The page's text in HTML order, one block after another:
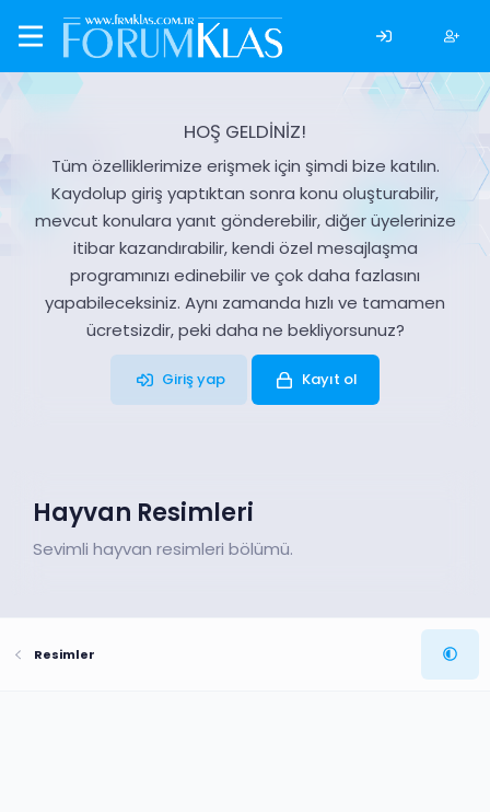
HOŞ GELDİNİZ!
Tüm özelliklerimize erişmek için şimdi bize katılın.
Kaydolup giriş yaptıktan sonra konu oluşturabilir,
mevcut konulara yanıt gönderebilir, diğer üyelerinize
itibar kazandırabilir, kendi özel mesajlaşma
programınızı edinebilir ve çok daha fazlasını
yapabileceksiniz. Aynı zamanda hızlı ve tamamen
ücretsizdir, peki daha ne bekliyorsunuz?
Giriş yap Kayıt ol
Hayvan Resimleri
Sevimli hayvan resimleri bölümü.
Resimler